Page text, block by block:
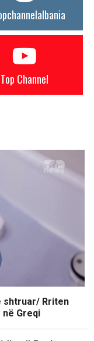
Top Channel
shtruar/ Rriten
Greqi